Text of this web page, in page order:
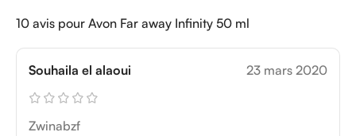
10 avis pour Avon Far away Infinity 50 ml
Souhaila el alaoui 23 mars 2020
Zwinabzf